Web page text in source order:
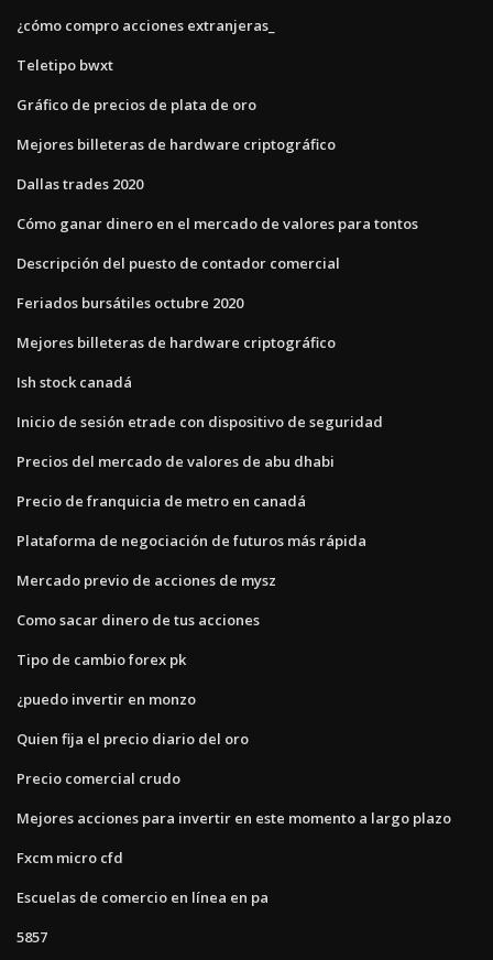
¿cómo compro acciones extranjeras_
Teletipo bwxt
Gráfico de precios de plata de oro
Mejores billeteras de hardware criptográfico
Dallas trades 2020
Cómo ganar dinero en el mercado de valores para tontos
Descripción del puesto de contador comercial
Feriados bursátiles octubre 2020
Mejores billeteras de hardware criptográfico
Ish stock canadá
Inicio de sesión etrade con dispositivo de seguridad
Precios del mercado de valores de abu dhabi
Precio de franquicia de metro en canadá
Plataforma de negociación de futuros más rápida
Mercado previo de acciones de mysz
Como sacar dinero de tus acciones
Tipo de cambio forex pk
¿puedo invertir en monzo
Quien fija el precio diario del oro
Precio comercial crudo
Mejores acciones para invertir en este momento a largo plazo
Fxcm micro cfd
Escuelas de comercio en línea en pa
5857